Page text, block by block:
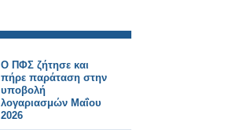
Ο ΠΦΣ ζήτησε και
πήρε παράταση στην
υποβολή
λογαριασμών Μαΐου
2026